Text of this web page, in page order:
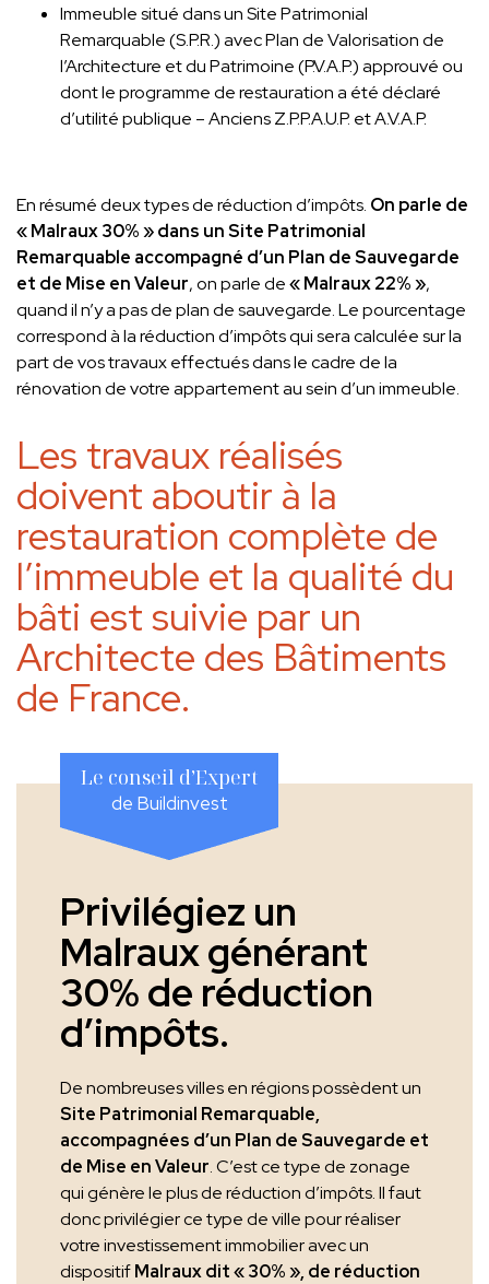
Immeuble situé dans un Site Patrimonial
Remarquable (S.P.R.) avec Plan de Valorisation de
l’Architecture et du Patrimoine (P.V.A.P.) approuvé ou
dont le programme de restauration a été déclaré
d’utilité publique – Anciens Z.P.P.A.U.P. et A.V.A.P.
En résumé deux types de réduction d’impôts. On parle de
« Malraux 30% » dans un Site Patrimonial
Remarquable accompagné d’un Plan de Sauvegarde
et de Mise en Valeur, on parle de« Malraux 22% »,
quand il n’y a pas de plan de sauvegarde. Le pourcentage
correspond à la réduction d’impôts qui sera calculée sur la
part de vos travaux effectués dans le cadre de la
rénovation de votre appartement au sein d’un immeuble.
Les travaux réalisés
doivent aboutir à la
restauration complète de
l’immeuble et la qualité du
bâti est suivie par un
Architecte des Bâtiments
de France.
Le conseil d’Expert
de Buildinvest
Privilégiez un
Malraux générant
30% de réduction
d’impôts.
De nombreuses villes en régions possèdent un
Site Patrimonial Remarquable,
accompagnées d’un Plan de Sauvegarde et
de Mise en Valeur. C’est ce type de zonage
qui génère le plus de réduction d’impôts. Il faut
donc privilégier ce type de ville pour réaliser
votre investissement immobilier avec un
dispositifMalraux dit « 30% », de réduction